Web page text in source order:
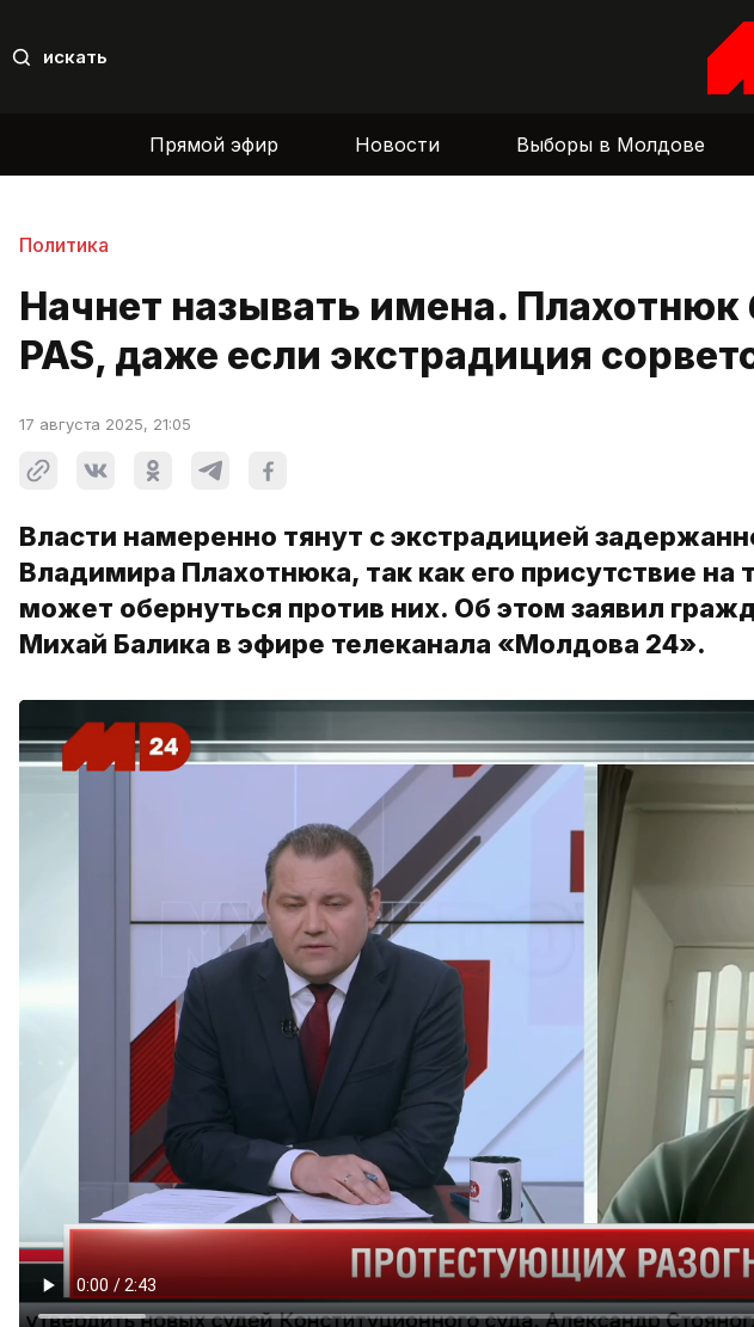
искать
Прямой эфир Новости Выборы в Молдове
Политика
Начнет называть имена. Плахотнюк
PAS, даже если экстрадиция
17 августа 2025, 21:05
Власти намеренно тянут с экстрадицией
Владимира Плахотнюка, так как его присутствие на
может обернуться против них. Об этом заявил
Михай Балика в эфире телеканала «Молдова 24».